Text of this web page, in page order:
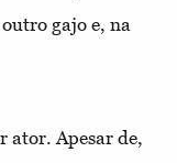
gajo e, na
ator. Apesar de,